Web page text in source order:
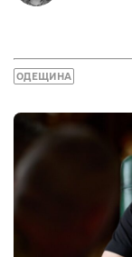
ОДЕЩИНА